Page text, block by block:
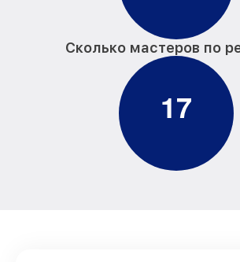
Сколько мастеров по
17